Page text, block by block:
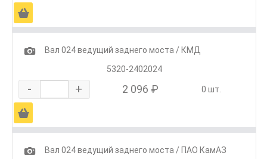
Ä
1
Вал 024 ведущий заднего моста / КМД
5320-2402024
- + 2 096 ₽ 0 шт.
Ä
1
Вал 024 ведущий заднего моста / ПАО КамАЗ